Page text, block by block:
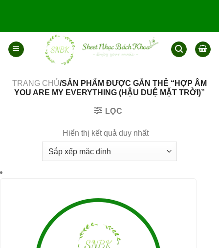
dung
TRANG CHỦ/SẢN PHẨM ĐƯỢC GẮN THẺ “HỢP ÂM
YOU ARE MY EVERYTHING (HẬU DUỆ MẶT TRỜI)”
LỌC
Hiển thị kết quả duy nhất